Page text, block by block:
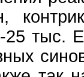
25 тыс.